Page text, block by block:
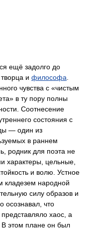
ещё задолго до
и философа.
чувства с «чистым
в ту пору полны
Соотнесение
состояния с
— один из
в раннем
родник для поэта не
характеры, цельные,
и волю. Устное
кладезем народной
силу образов и
осознавал, что
хаос, а
В этом плане он был